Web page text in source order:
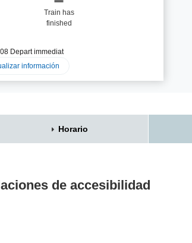
Depart immediat
información
Train has
finished
Horario
de accesibilidad